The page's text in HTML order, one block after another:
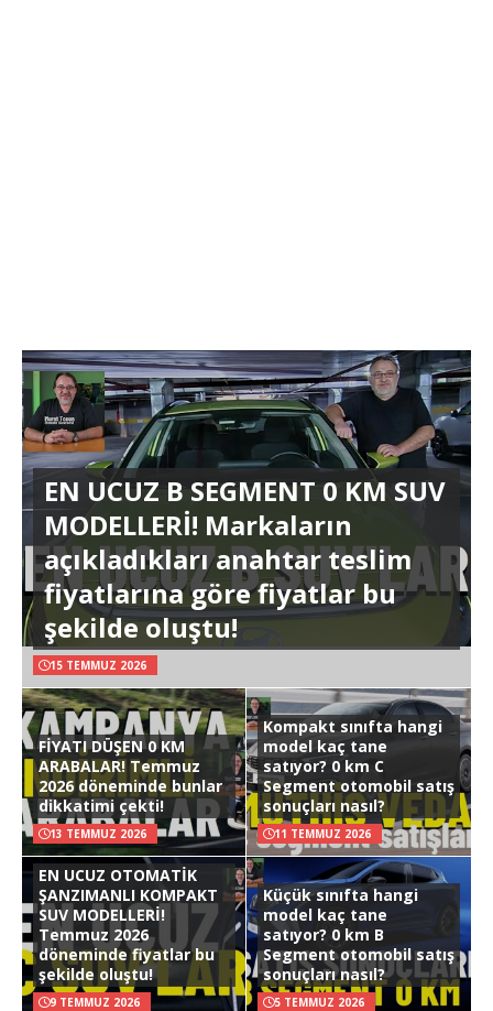
EN UCUZ B SEGMENT 0 KM SUV
MODELLERİ! Markaların
açıkladıkları anahtar teslim
fiyatlarına göre fiyatlar bu
şekilde oluştu!
15 TEMMUZ 2026
FİYATI DÜŞEN 0 KM
ARABALAR! Temmuz
2026 döneminde bunlar
dikkatimi çekti!
13 TEMMUZ 2026
Kompakt sınıfta hangi
model kaç tane
satıyor? 0 km C
Segment otomobil satış
sonuçları nasıl?
11 TEMMUZ 2026
EN UCUZ OTOMATİK
ŞANZIMANLI KOMPAKT
SUV MODELLERİ!
Temmuz 2026
döneminde fiyatlar bu
şekilde oluştu!
9 TEMMUZ 2026
Küçük sınıfta hangi
model kaç tane
satıyor? 0 km B
Segment otomobil satış
sonuçları nasıl?
5 TEMMUZ 2026